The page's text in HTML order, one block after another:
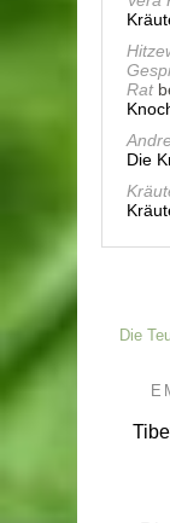
Rat
Die
Die